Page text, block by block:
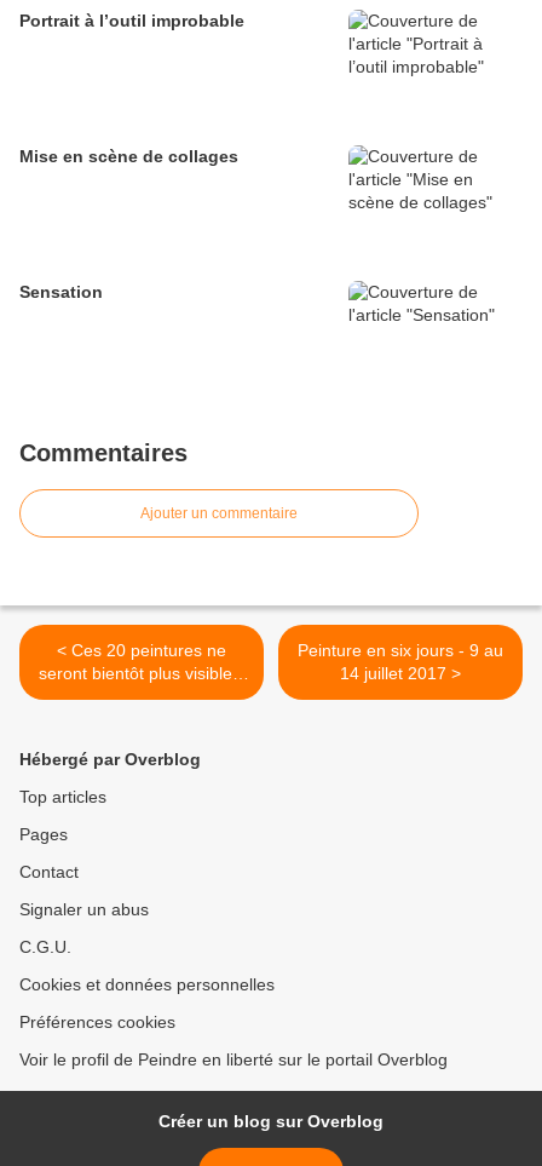
Portrait à l’outil improbable
Mise en scène de collages
Sensation
Commentaires
Ajouter un commentaire
< Ces 20 peintures ne
seront bientôt plus visibles,
sauf...
Peinture en six jours - 9 au
14 juillet 2017 >
Hébergé par Overblog
Top articles
Pages
Contact
Signaler un abus
C.G.U.
Cookies et données personnelles
Préférences cookies
Voir le profil de Peindre en liberté sur le portail Overblog
Créer un blog sur Overblog